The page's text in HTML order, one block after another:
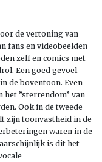
de vertoning van
fans en videobeelden
zelf en comics met
Een goed gevoel
de boventoon. Even
”sterrendom” van
Ook in de tweede
zijn toonvastheid in de
waren in de
is dit het